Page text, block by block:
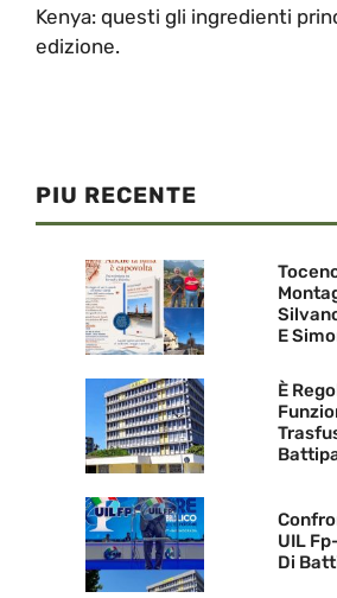
Kenya: questi gli ingredienti
edizione.
PIU RECENTE
E
È
UIL
Di